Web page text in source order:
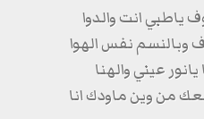
ياطبي انت والدوا
وبالنسم نفس الهوا
عيني والهنا
من وين ماودك انا